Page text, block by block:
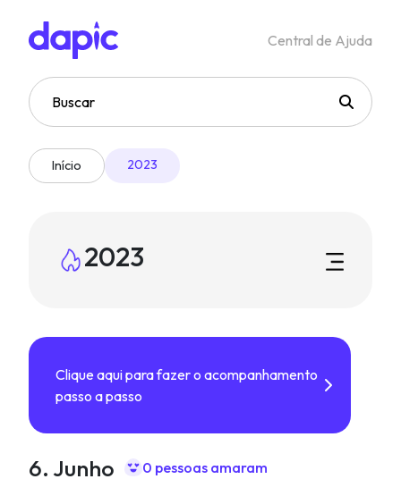
Central de Ajuda
Início 2023
2023
Clique aqui para fazer o acompanhamento
passo a passo
6. Junho 0 pessoas amaram